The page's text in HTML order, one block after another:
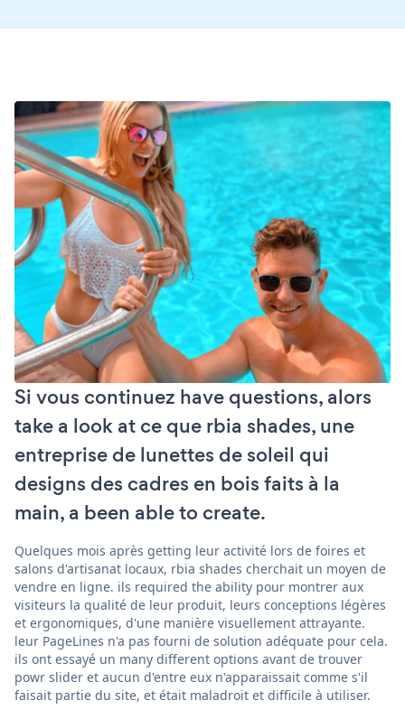
Si vous continuez have questions, alors
take a look at ce que rbia shades, une
entreprise de lunettes de soleil qui
designs des cadres en bois faits à la
main, a been able to create.
Quelques mois après getting leur activité lors de foires et
salons d'artisanat locaux, rbia shades cherchait un moyen de
vendre en ligne. ils required the ability pour montrer aux
visiteurs la qualité de leur produit, leurs conceptions légères
et ergonomiques, d'une manière visuellement attrayante.
leur PageLines n'a pas fourni de solution adéquate pour cela.
ils ont essayé un many different options avant de trouver
powr slider et aucun d'entre eux n'apparaissait comme s'il
faisait partie du site, et était maladroit et difficile à utiliser.